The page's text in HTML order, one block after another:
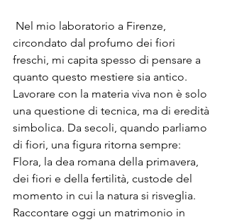
Nel mio laboratorio a Firenze,
circondato dal profumo dei fiori
freschi, mi capita spesso di pensare a
quanto questo mestiere sia antico.
Lavorare con la materia viva non è solo
una questione di tecnica, ma di eredità
simbolica. Da secoli, quando parliamo
di fiori, una figura ritorna sempre:
Flora, la dea romana della primavera,
dei fiori e della fertilità, custode del
momento in cui la natura si risveglia.
Raccontare oggi un matrimonio in